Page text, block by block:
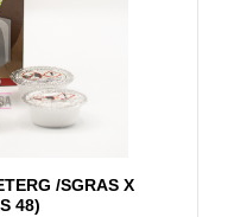
/SGRAS X
48)